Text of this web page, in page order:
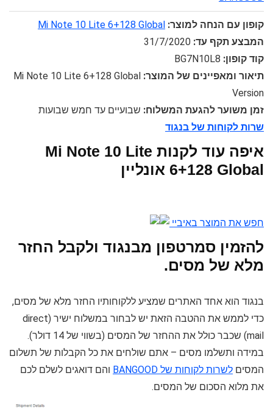
קופון עם הנחה למוצר: Mi Note 10 Lite 6+128 Global
המבצע תקף עד: 31/7/2020
קוד קופון: BG7N10L8
תיאור ומאפיינים של המוצר: Mi Note 10 Lite 6+128 Global
Version
זמן משוער להגעת המשלוח: שבועיים עד חמש שבועות
שרות לקוחות של בנגוד
איפה עוד לקנות Mi Note 10 Lite
6+128 Global אונליין
חפש את המוצר באיביי
להזמין סמרטפון מבנגוד ולקבל החזר
מלא של מסים.
בנגוד הוא אחד האתרים שמציע ללקוחותיו החזר מלא של מסים,
כדי לממש את ההטבה הזאת יש לבחור במשלוח ישיר (direct
mail) שכבר כולל את ההחזר של המסים (בשווי של 14 דולר).
במידה ותשלמו מסים – אתם שולחים את כל הקבלות של תשלום
המסים לשרות לקוחות של BANGOOD
והם דואגים לשלם לכם
את מלוא הסכום של המסים.